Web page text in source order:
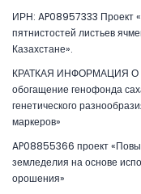
ИРН: AP08957333 Проект
пятнистостей листьев
Казахстане».
КРАТКАЯ ИНФОРМАЦИЯ О
обогащение генофонда
генетического
маркеров»
AP08855366 проект
земледелия на основе
орошения»